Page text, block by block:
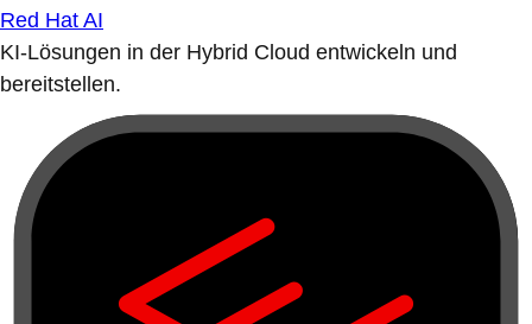
Red Hat AI
KI-Lösungen in der Hybrid Cloud entwickeln und
bereitstellen.